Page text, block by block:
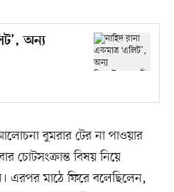
অন্য
বুমরার টের না পাওয়ার
চোটসংক্রান্ত বিষয় নিয়ে
এরপর মাঠে ফিরে বলেছিলেন,